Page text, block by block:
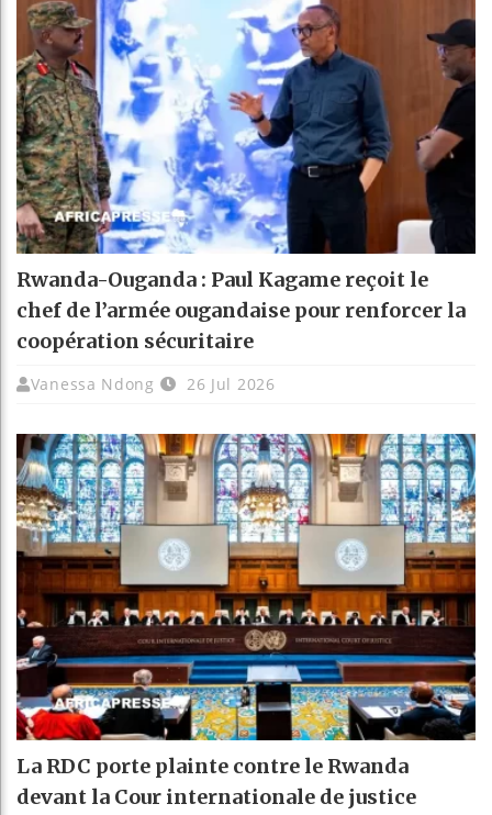
Rwanda-Ouganda : Paul Kagame reçoit le
chef de l’armée ougandaise pour renforcer la
coopération sécuritaire
Vanessa Ndong 26 Jul 2026
La RDC porte plainte contre le Rwanda
devant la Cour internationale de justice